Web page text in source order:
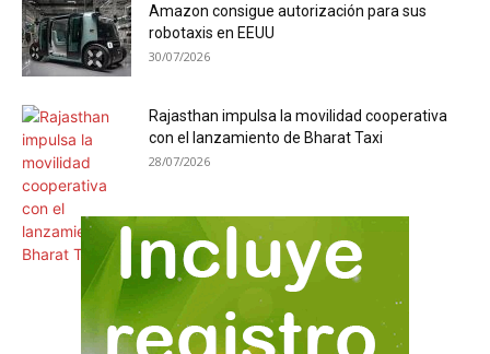
Amazon consigue autorización para sus
robotaxis en EEUU
30/07/2026
Rajasthan impulsa la movilidad cooperativa
con el lanzamiento de Bharat Taxi
28/07/2026